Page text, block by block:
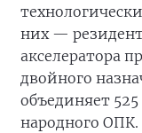
них —
акселератора
двойного
объединяет
народного ОПК.